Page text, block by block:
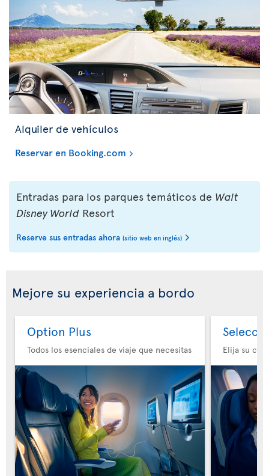
Alquiler de vehículos
Reservar en Booking.com
Entradas para los parques temáticos de Walt
Disney World Resort
Reserve sus entradas ahora (sitio web en inglés)
Mejore su experiencia a bordo
Option Plus
Todos los esenciales de viaje que necesitas Elija su